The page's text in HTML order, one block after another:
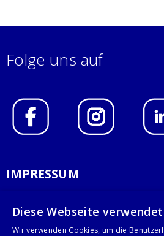
Folge uns auf
IMPRESSUM
AGB
Diese Webseite
Wir verwenden Cookies, um die